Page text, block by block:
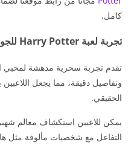
كامل.
تجربة لعبة Harry Potter للجوال
تقدم تجربة سحرية مدهشة لمحبي
وتفاصيل دقيقة، مما يجعل
الحقيقي.
يمكن للاعبين استكشاف معالم
التفاعل مع شخصيات مألوفة مثل